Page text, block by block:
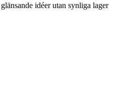
idéer utan synliga lager